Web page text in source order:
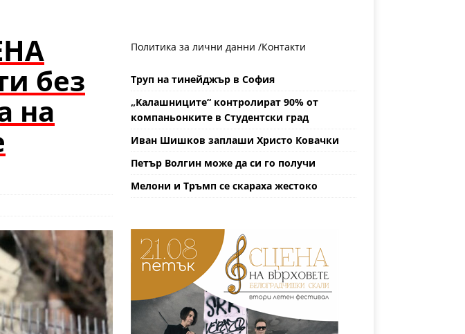
без
на
Политика за лични данни /Контакти
Труп на тинейджър в София
„Калашниците“ контролират 90% от
компаньонките в Студентски град
Иван Шишков заплаши Христо Ковачки
Петър Волгин може да си го получи
Мелони и Тръмп се скараха жестоко